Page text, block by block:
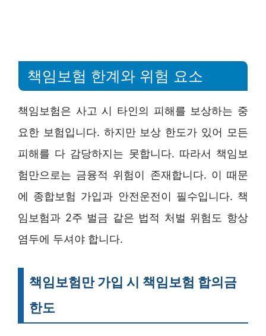
책임보험 한계와 위험 요소
책임보험은 사고 시 타인의 피해를 보상하는 중
요한 보험입니다. 하지만 보상 한도가 있어 모든
피해를 다 감당하지는 못합니다. 따라서 책임보
험만으로는 금융적 위험이 존재합니다. 이 때문
에 종합보험 가입과 안전운전이 필수입니다. 책
임보험과 2주 벌금 같은 법적 처벌 위험도 항상
염두에 두셔야 합니다.
책임보험만 가입 시 책임보험 합의금
한도